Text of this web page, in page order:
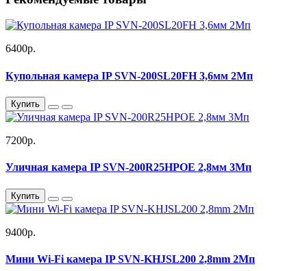
6400р.
Купольная камера IP SVN-200SL20FH 3,6мм 2Мп
Купить
7200р.
Уличная камера IP SVN-200R25HPOE 2,8мм 3Мп
Купить
9400р.
Мини Wi-Fi камера IP SVN-KHJSL200 2,8mm 2Мп